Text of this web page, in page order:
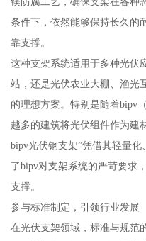
条件下，依然能够保持长久的
靠支撑。
这种支架系统适用于多种光伏
站，还是光伏农业大棚、渔光
的理想方案。特别是随着bipv
越多的建筑将光伏组件作为建
bipv光伏钢支架”凭借其轻量
了bipv对支架系统的严苛要求
支撑。
参与标准制定，引领行业发展
在光伏支架领域，标准与规范